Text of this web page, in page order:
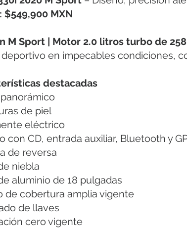
$549,900 MXN
M Sport | Motor 2.0 litros turbo de 258
deportivo en impecables condiciones,
destacadas
de piel
eléctrico
con CD, entrada auxiliar, Bluetooth y
de reversa
niebla
aluminio de 18 pulgadas
de cobertura amplia vigente
de llaves
cero vigente